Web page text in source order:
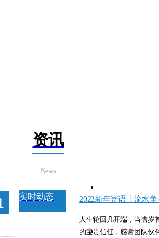
资讯
News
2022新年寄语丨流水
人生轮回几开端，当惜岁
的宝贵信任，感谢团队伙
实时动态